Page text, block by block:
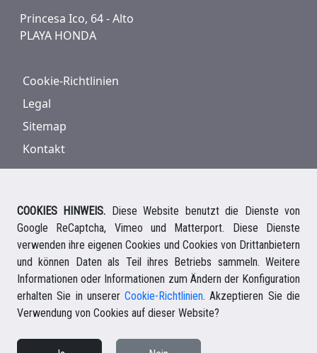
Princesa Ico, 64 - Alto
PLAYA HONDA
Cookie-Richtlinien
Legal
Sitemap
Kontakt
928 816 293 / +34 661 578 297
Ihre deutsche Ansprechpartnerin
Your english speaking agent
© 2026 Casalanz Lanzarote Real Estate
COOKIES HINWEIS. Diese Website benutzt die Dienste von
Google ReCaptcha, Vimeo und Matterport. Diese Dienste
verwenden ihre eigenen Cookies und Cookies von Drittanbietern
und können Daten als Teil ihres Betriebs sammeln. Weitere
Informationen oder Informationen zum Ändern der Konfiguration
erhalten Sie in unsererCookie-Richtlinien. Akzeptieren Sie die
Verwendung von Cookies auf dieser Website?